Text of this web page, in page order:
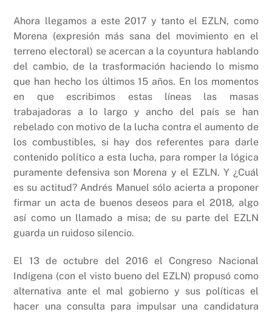
Ahora llegamos a este 2017 y tanto el EZLN, como
Morena (expresión más sana del movimiento en el
terreno electoral) se acercan a la coyuntura hablando
del cambio, de la trasformación haciendo lo mismo
que han hecho los últimos 15 años. En los momentos
en que escribimos estas líneas las masas
trabajadoras a lo largo y ancho del país se han
rebelado con motivo de la lucha contra el aumento de
los combustibles, si hay dos referentes para darle
contenido político a esta lucha, para romper la lógica
puramente defensiva son Morena y el EZLN. Y ¿Cuál
es su actitud? Andrés Manuel sólo acierta a proponer
firmar un acta de buenos deseos para el 2018, algo
así como un llamado a misa; de su parte del EZLN
guarda un ruidoso silencio.
El 13 de octubre del 2016 el Congreso Nacional
Indígena (con el visto bueno del EZLN) propusó como
alternativa ante el mal gobierno y sus políticas el
hacer una consulta para impulsar una candidatura